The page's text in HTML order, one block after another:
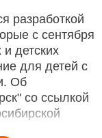
разработкой
с сентября
детских
для детей с
Об
со ссылкой